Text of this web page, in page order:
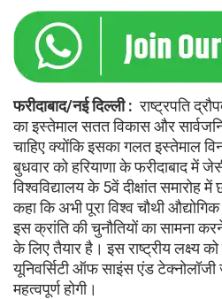
फरीदाबाद/नई दिल्ली : राष्ट्रपति
का इस्तेमाल सतत विकास और
चाहिए क्योंकि इसका गलत इस्तेमाल
बुधवार को हरियाणा के फरीदाबाद में
विश्वविद्यालय के 5वें दीक्षांत समारोह
कहा कि अभी पूरा विश्व चौथी
इस क्रांति की चुनौतियों का सामना
के लिए तैयार है। इस राष्ट्रीय लक्ष्य
यूनिवर्सिटी ऑफ साइंस एंड
महत्वपूर्ण होगी।